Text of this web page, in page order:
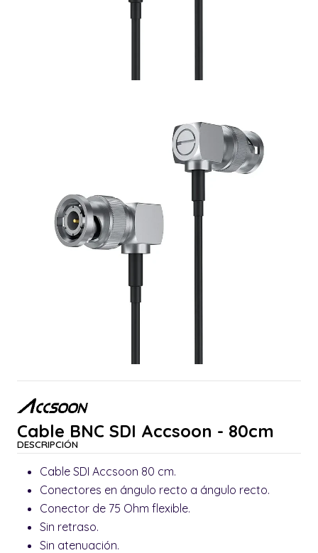
Cable BNC SDI Accsoon - 80cm
DESCRIPCIÓN
Cable SDI Accsoon 80 cm.
Conectores en ángulo recto a ángulo recto.
Conector de 75 Ohm flexible.
Sin retraso.
Sin atenuación.